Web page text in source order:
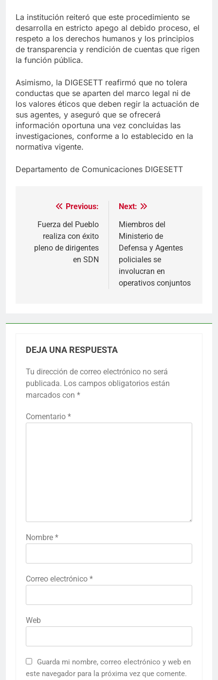
La institución reiteró que este procedimiento se
desarrolla en estricto apego al debido proceso, el
respeto a los derechos humanos y los principios
de transparencia y rendición de cuentas que rigen
la función pública.
Asimismo, la DIGESETT reafirmó que no tolera
conductas que se aparten del marco legal ni de
los valores éticos que deben regir la actuación de
sus agentes, y aseguró que se ofrecerá
información oportuna una vez concluidas las
investigaciones, conforme a lo establecido en la
normativa vigente.
Departamento de Comunicaciones DIGESETT
Navegación
entradas
Previous:
Fuerza del Pueblo
realiza con éxito
pleno de dirigentes
en SDN
Next:
Miembros del
Ministerio de
Defensa y Agentes
policiales se
involucran en
operativos conjuntos
DEJA UNA RESPUESTA
Tu dirección de correo electrónico no será
publicada. Los campos obligatorios están
marcados con *
Comentario *
Nombre *
Correo electrónico *
Web
Guarda mi nombre, correo electrónico y web en
este navegador para la próxima vez que comente.